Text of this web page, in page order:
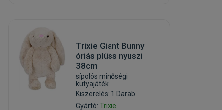
Trixie Giant Bunny
óriás plüss nyuszi
38cm
sípolós minőségi
kutyajáték
Kiszerelés: 1 Darab
Gyártó:Trixie